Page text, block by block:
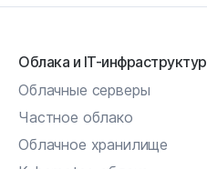
Облака и IT-
Облачные серверы
Частное облако
Облачное хранилище